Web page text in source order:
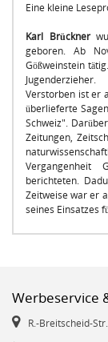
Eine kleine
Karl Brückner
geboren. Ab
Gößweinstein
Verstorben ist er
überlieferte
Schweiz".
Zeitungen,
Vergangenheit
berichteten.
Zeitweise war er
seines Einsatzes
Werbeservice
R.-Breitscheid-